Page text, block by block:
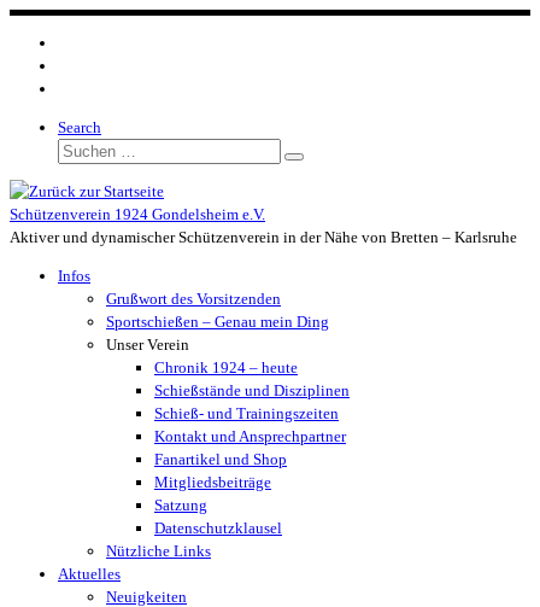
Zum
Inhalt
springen
Search
Suche
Suchen …
Schützenverein 1924 Gondelsheim e.V.
Aktiver und dynamischer Schützenverein in der Nähe von Bretten – Karlsruhe
Infos
Grußwort des Vorsitzenden
Sportschießen – Genau mein Ding
Unser Verein
Chronik 1924 – heute
Schießstände und Disziplinen
Schieß- und Trainingszeiten
Kontakt und Ansprechpartner
Fanartikel und Shop
Mitgliedsbeiträge
Satzung
Datenschutzklausel
Nützliche Links
Aktuelles
Neuigkeiten